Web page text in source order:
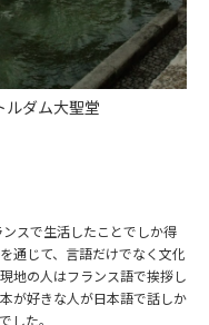
ルダム大聖堂
スで生活したことでしか得
通じて、言語だけでなく文化
地の人はフランス語で挨拶し
が好きな人が日本語で話しか
した。